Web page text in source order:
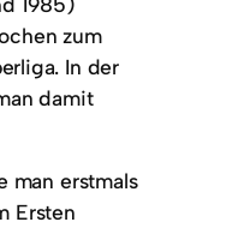
zum
In der
damit
man erstmals
Ersten